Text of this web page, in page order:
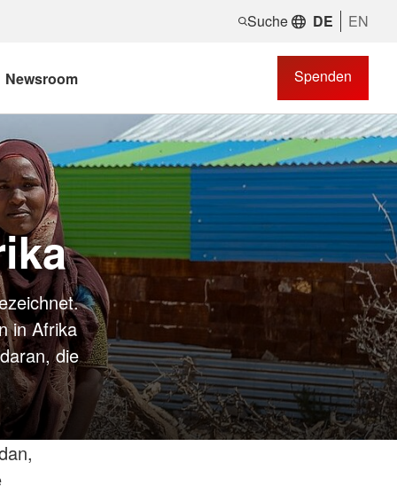
Suche DE EN
Newsroom Spenden
in Afrika
die